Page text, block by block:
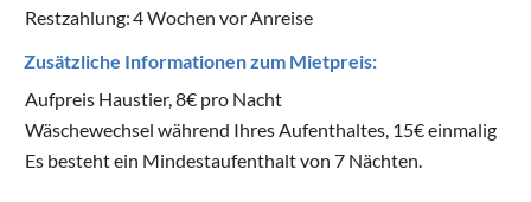
Restzahlung:4 Wochen vor Anreise
Zusätzliche Informationen zum Mietpreis:
Aufpreis Haustier, 8€ pro Nacht
Wäschewechsel während Ihres Aufenthaltes, 15€ einmalig
Es besteht ein Mindestaufenthalt von 7 Nächten.